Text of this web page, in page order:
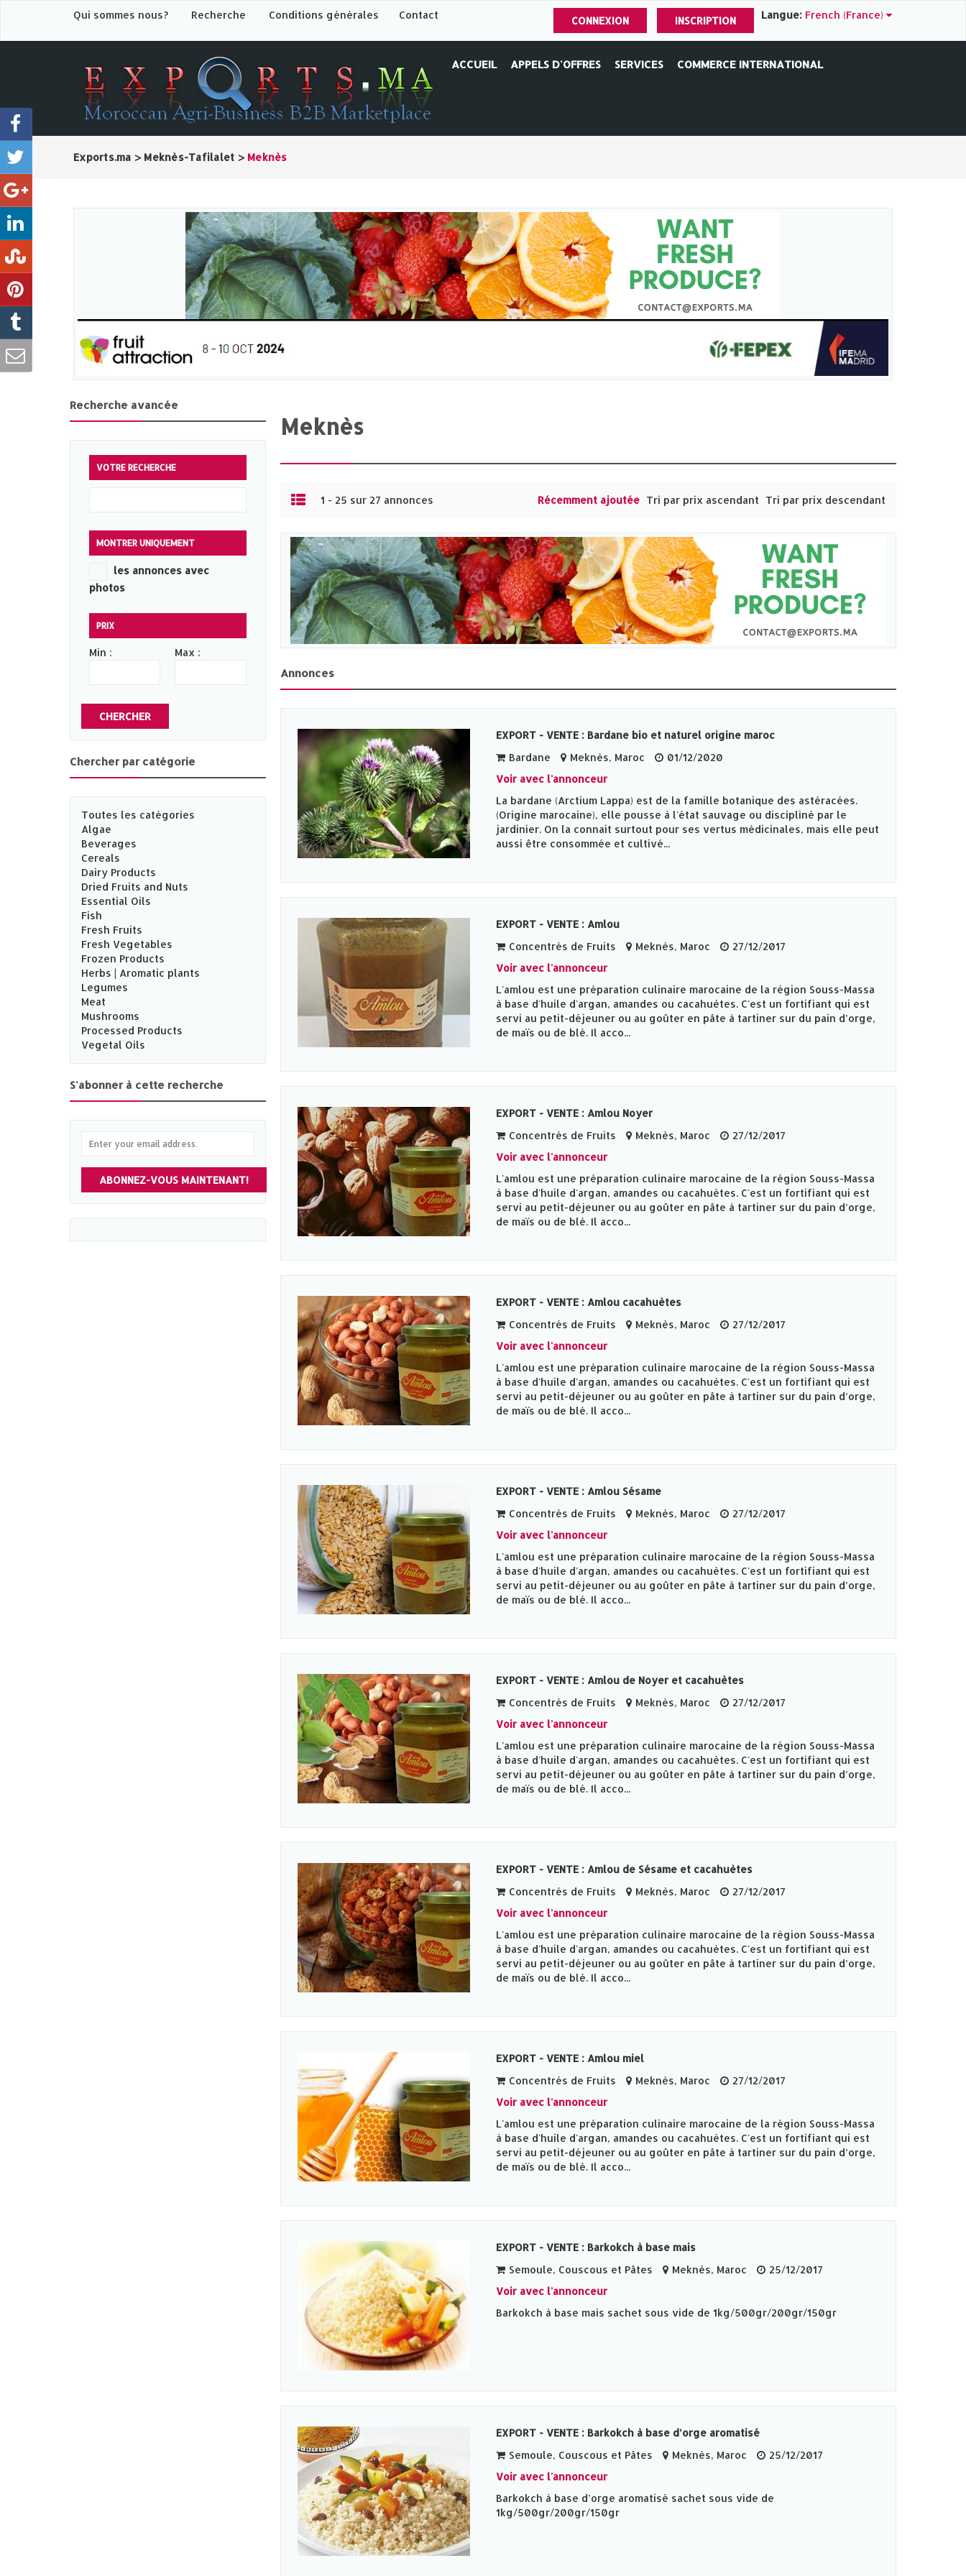
Langue: French (France)
Qui sommes nous? Recherche Conditions générales Contact CONNEXION INSCRIPTION
ACCUEIL APPELS D'OFFRES SERVICES COMMERCE INTERNATIONAL
Exports.ma > Meknès-Tafilalet > Meknès‎
Recherche avancée
VOTRE RECHERCHE
MONTRER UNIQUEMENT
les annonces avec
photos
PRIX
Min : Max :
CHERCHER
Chercher par catégorie
Toutes les catégories
Algae
Beverages
Cereals
Dairy Products
Dried Fruits and Nuts
Essential Oils
Fish
Fresh Fruits
Fresh Vegetables
Frozen Products
Herbs | Aromatic plants
Legumes
Meat
Mushrooms
Processed Products
Vegetal Oils
S'abonner à cette recherche
ABONNEZ-VOUS MAINTENANT!
Meknès‎
1 - 25 sur 27 annonces Récemment ajoutée Tri par prix ascendant Tri par prix descendant
Annonces
EXPORT - VENTE : Bardane bio et naturel origine maroc
Bardane
Meknès‎, Maroc
01/12/2020
Voir avec l'annonceur
La bardane (Arctium Lappa) est de la famille botanique des astéracées.
(Origine marocaine), elle pousse à l'état sauvage ou discipliné par le
jardinier. On la connait surtout pour ses vertus médicinales, mais elle peut
aussi être consommée et cultivé...
EXPORT - VENTE : Amlou
Concentrés de Fruits
Meknès‎, Maroc
27/12/2017
Voir avec l'annonceur
L'amlou est une préparation culinaire marocaine de la région Souss-Massa
à base d'huile d'argan, amandes ou cacahuètes. C'est un fortifiant qui est
servi au petit-déjeuner ou au goûter en pâte à tartiner sur du pain d’orge,
de maïs ou de blé. Il acco...
EXPORT - VENTE : Amlou Noyer
Concentrés de Fruits
Meknès‎, Maroc
27/12/2017
Voir avec l'annonceur
L'amlou est une préparation culinaire marocaine de la région Souss-Massa
à base d'huile d'argan, amandes ou cacahuètes. C'est un fortifiant qui est
servi au petit-déjeuner ou au goûter en pâte à tartiner sur du pain d’orge,
de maïs ou de blé. Il acco...
EXPORT - VENTE : Amlou cacahuètes
Concentrés de Fruits
Meknès‎, Maroc
27/12/2017
Voir avec l'annonceur
L'amlou est une préparation culinaire marocaine de la région Souss-Massa
à base d'huile d'argan, amandes ou cacahuètes. C'est un fortifiant qui est
servi au petit-déjeuner ou au goûter en pâte à tartiner sur du pain d’orge,
de maïs ou de blé. Il acco...
EXPORT - VENTE : Amlou Sésame
Concentrés de Fruits
Meknès‎, Maroc
27/12/2017
Voir avec l'annonceur
L'amlou est une préparation culinaire marocaine de la région Souss-Massa
à base d'huile d'argan, amandes ou cacahuètes. C'est un fortifiant qui est
servi au petit-déjeuner ou au goûter en pâte à tartiner sur du pain d’orge,
de maïs ou de blé. Il acco...
EXPORT - VENTE : Amlou de Noyer et cacahuètes
Concentrés de Fruits
Meknès‎, Maroc
27/12/2017
Voir avec l'annonceur
L'amlou est une préparation culinaire marocaine de la région Souss-Massa
à base d'huile d'argan, amandes ou cacahuètes. C'est un fortifiant qui est
servi au petit-déjeuner ou au goûter en pâte à tartiner sur du pain d’orge,
de maïs ou de blé. Il acco...
EXPORT - VENTE : Amlou de Sésame et cacahuètes
Concentrés de Fruits
Meknès‎, Maroc
27/12/2017
Voir avec l'annonceur
L'amlou est une préparation culinaire marocaine de la région Souss-Massa
à base d'huile d'argan, amandes ou cacahuètes. C'est un fortifiant qui est
servi au petit-déjeuner ou au goûter en pâte à tartiner sur du pain d’orge,
de maïs ou de blé. Il acco...
EXPORT - VENTE : Amlou miel
Concentrés de Fruits
Meknès‎, Maroc
27/12/2017
Voir avec l'annonceur
L'amlou est une préparation culinaire marocaine de la région Souss-Massa
à base d'huile d'argan, amandes ou cacahuètes. C'est un fortifiant qui est
servi au petit-déjeuner ou au goûter en pâte à tartiner sur du pain d’orge,
de maïs ou de blé. Il acco...
EXPORT - VENTE : Barkokch à base mais
Semoule, Couscous et Pâtes
Meknès‎, Maroc
25/12/2017
Voir avec l'annonceur
Barkokch à base mais sachet sous vide de 1kg/500gr/200gr/150gr
EXPORT - VENTE : Barkokch à base d’orge aromatisé
Semoule, Couscous et Pâtes
Meknès‎, Maroc
25/12/2017
Voir avec l'annonceur
Barkokch à base d’orge aromatisé sachet sous vide de
1kg/500gr/200gr/150gr